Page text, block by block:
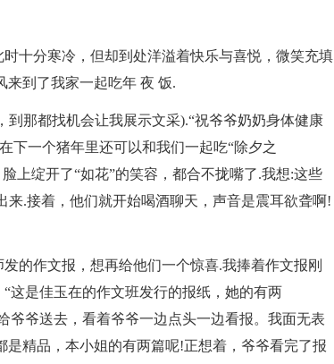
十分寒冷，但却到处洋溢着快乐与喜悦，微笑充填
来到了我家一起吃年 夜 饭.
那都找机会让我展示文采).“祝爷爷奶奶身体健康
下一个猪年里还可以和我们一起吃“除夕之
上绽开了“如花”的笑容，都合不拢嘴了.我想:这些
.接着，他们就开始喝酒聊天，声音是震耳欲聋啊!
的作文报，想再给他们一个惊喜.我捧着作文报刚
这是佳玉在的作文班发行的报纸，她的有两
爷送去，看着爷爷一边点头一边看报。我面无表
精品，本小姐的有两篇呢!正想着，爷爷看完了报